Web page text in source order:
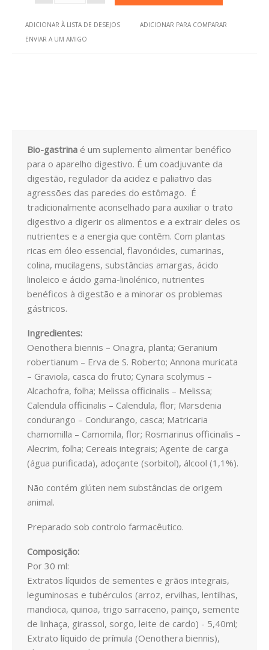
CHOCOLATES
ÓLEOS
SAÚDE
ALERGIAS
PROBIOTICOS
ANTI-ENVELHECIMENTO
CANSAÇO FISICO
CABELOS PELE UNHAS
COLESTEROL E TRIGLICÉRIDOS
COSMÉTICA
DIABETES
FIGADO E VISÍCULA
GRIPES E CONSTIPAÇÕES
INFANTIL
CIRCULAÇÃO
MEMÓRIA E CONCENTRAÇÃO
MENOPAUSA
PRISÃO DE VENTRE
PROSTATA
SISTEMA CARDIOVASCULAR
ADICIONAR À LISTA DE DESEJOS
ADICIONAR PARA COMPARAR
ENVIAR A UM AMIGO
Bio-gastrina é um suplemento alimentar benéfico
para o aparelho digestivo. É um coadjuvante da
digestão, regulador da acidez e paliativo das
agressões das paredes do estômago. É
tradicionalmente aconselhado para auxiliar o trato
digestivo a digerir os alimentos e a extrair deles os
nutrientes e a energia que contêm. Com plantas
ricas em óleo essencial, flavonóides, cumarinas,
colina, mucilagens, substâncias amargas, ácido
linoleico e ácido gama-linolénico, nutrientes
benéficos à digestão e a minorar os problemas
gástricos.
Ingredientes:
Oenothera biennis – Onagra, planta; Geranium
robertianum – Erva de S. Roberto; Annona muricata
– Graviola, casca do fruto; Cynara scolymus –
Alcachofra, folha; Melissa officinalis – Melissa;
Calendula officinalis – Calendula, flor; Marsdenia
condurango – Condurango, casca; Matricaria
chamomilla – Camomila, flor; Rosmarinus officinalis –
Alecrim, folha; Cereais integrais; Agente de carga
(água purificada), adoçante (sorbitol), álcool (1,1%).
Não contém glúten nem substâncias de origem
animal.
Preparado sob controlo farmacêutico.
Composição:
Por 30 ml:
Extratos líquidos de sementes e grãos integrais,
leguminosas e tubérculos (arroz, ervilhas, lentilhas,
mandioca, quinoa, trigo sarraceno, painço, semente
de linhaça, girassol, sorgo, leite de cardo) - 5,40ml;
Extrato líquido de prímula (Oenothera biennis),